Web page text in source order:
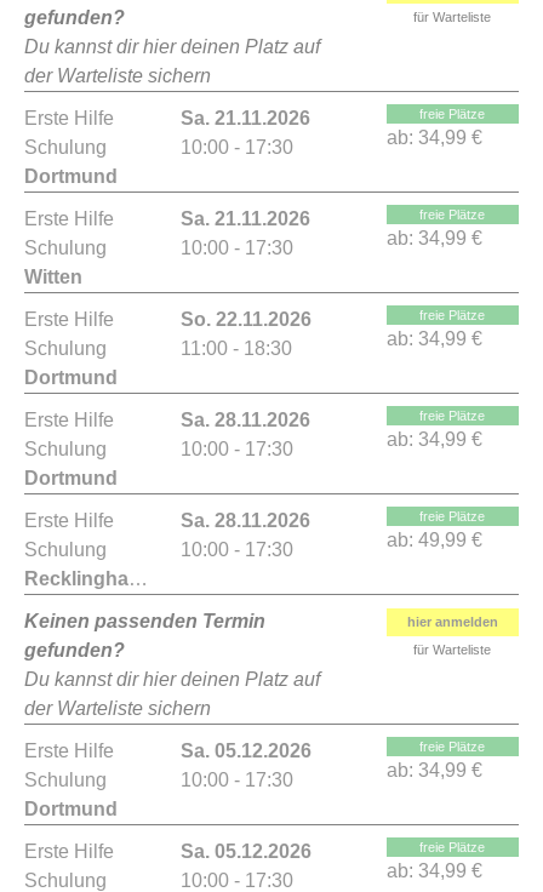
gefunden?
Du kannst dir hier deinen Platz auf
der Warteliste sichern
für Warteliste
Erste Hilfe
Schulung
Dortmund
Sa. 21.11.2026
10:00 - 17:30
freie Plätze
ab: 34,99 €
Erste Hilfe
Schulung
Witten
Sa. 21.11.2026
10:00 - 17:30
freie Plätze
ab: 34,99 €
Erste Hilfe
Schulung
Dortmund
So. 22.11.2026
11:00 - 18:30
freie Plätze
ab: 34,99 €
Erste Hilfe
Schulung
Dortmund
Sa. 28.11.2026
10:00 - 17:30
freie Plätze
ab: 34,99 €
Erste Hilfe
Schulung
Recklinghausen
Sa. 28.11.2026
10:00 - 17:30
freie Plätze
ab: 49,99 €
Keinen passenden Termin
gefunden?
Du kannst dir hier deinen Platz auf
der Warteliste sichern
hier anmelden
für Warteliste
Erste Hilfe
Schulung
Dortmund
Sa. 05.12.2026
10:00 - 17:30
freie Plätze
ab: 34,99 €
Erste Hilfe
Schulung
Sa. 05.12.2026
10:00 - 17:30
freie Plätze
ab: 34,99 €